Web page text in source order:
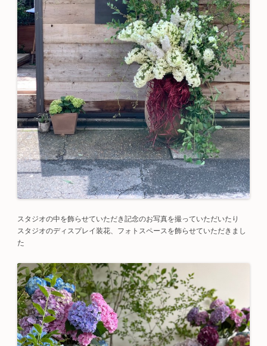
スタジオの中を飾らせていただき記念のお写真を撮っていただいたり
スタジオのディスプレイ装花、フォトスペースを飾らせていただきまし
た